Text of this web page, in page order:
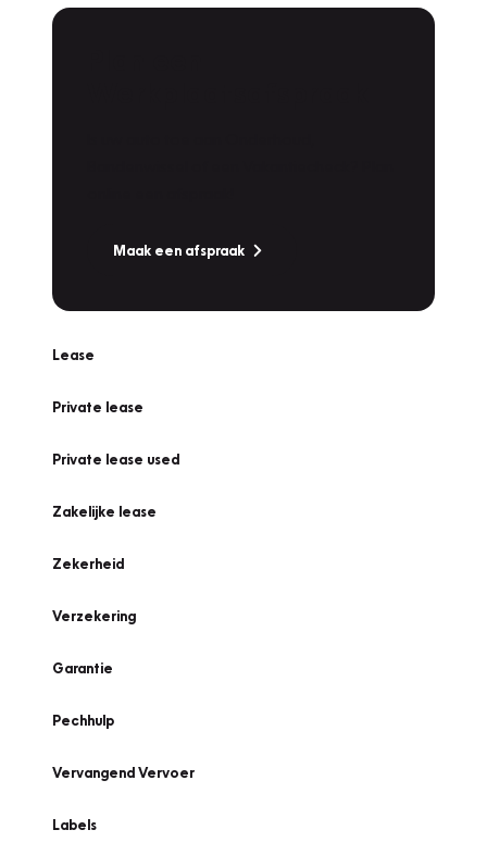
Maak een afspraak
Lease
Private lease
Private lease used
Zakelijke lease
Zekerheid
Verzekering
Garantie
Pechhulp
Vervangend Vervoer
Labels